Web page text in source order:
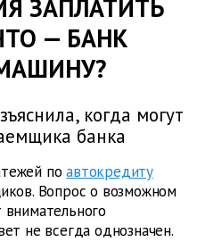
ЗАПЛАТИТЬ
— БАНК
когда могут
банка
по автокредиту
Вопрос о возможном
не всегда однозначен.